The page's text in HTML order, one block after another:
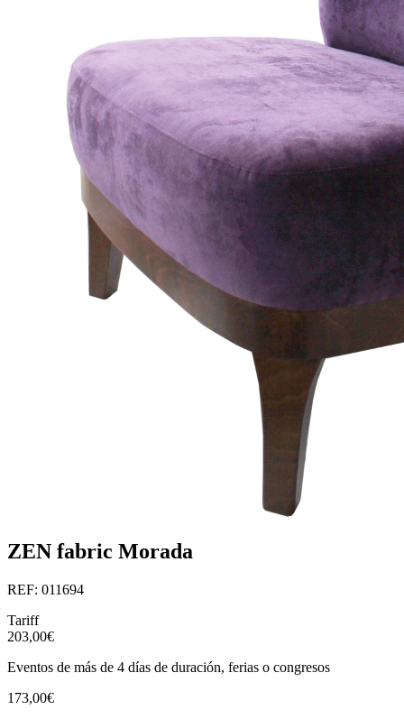
ZEN fabric Morada
REF: 011694
Tariff
203,00€
Eventos de más de 4 días de duración, ferias o congresos
173,00€